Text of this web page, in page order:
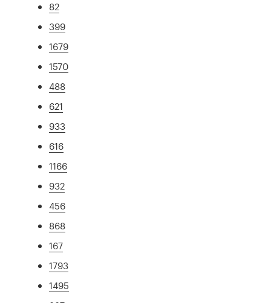
82
399
1679
1570
488
621
933
616
1166
932
456
868
167
1793
1495